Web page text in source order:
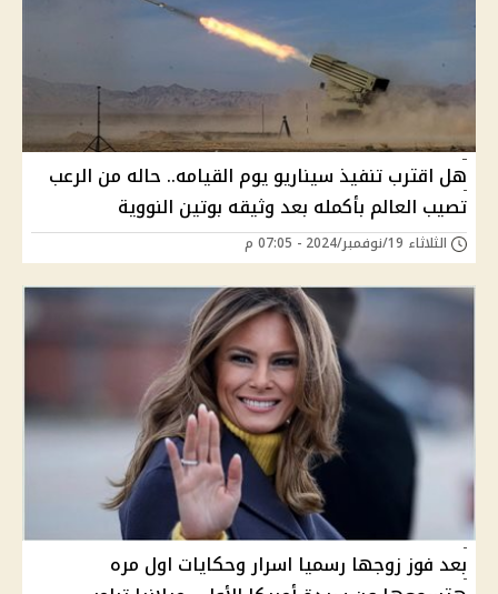
هل اقترب تنفيذ سيناريو يوم القيامه.. حاله من الرعب
تصيب العالم بأكمله بعد وثيقه بوتين النووية
الثلاثاء 19/نوفمبر/2024 - 07:05 م
بعد فوز زوجها رسميا اسرار وحكايات اول مره